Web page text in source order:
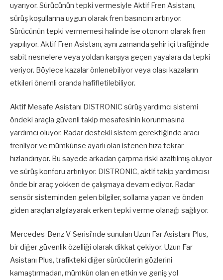
uyarıyor. Sürücünün tepki vermesiyle Aktif Fren Asistanı,
sürüş koşullarına uygun olarak fren basıncını artırıyor.
Sürücünün tepki vermemesi halinde ise otonom olarak fren
yapılıyor. Aktif Fren Asistanı, aynı zamanda şehir içi trafiğinde
sabit nesnelere veya yoldan karşıya geçen yayalara da tepki
veriyor. Böylece kazalar önlenebiliyor veya olası kazaların
etkileri önemli oranda hafifletilebiliyor.
Aktif Mesafe Asistanı DISTRONIC sürüş yardımcı sistemi
öndeki araçla güvenli takip mesafesinin korunmasına
yardımcı oluyor. Radar destekli sistem gerektiğinde aracı
frenliyor ve mümkünse ayarlı olan istenen hıza tekrar
hızlandırıyor. Bu sayede arkadan çarpma riski azaltılmış oluyor
ve sürüş konforu artırılıyor. DISTRONIC, aktif takip yardımcısı
önde bir araç yokken de çalışmaya devam ediyor. Radar
sensör sisteminden gelen bilgiler, sollama yapan ve önden
giden araçları algılayarak erken tepki verme olanağı sağlıyor.
Mercedes-Benz V-Serisi’nde sunulan Uzun Far Asistanı Plus,
bir diğer güvenlik özelliği olarak dikkat çekiyor. Uzun Far
Asistanı Plus, trafikteki diğer sürücülerin gözlerini
kamaştırmadan, mümkün olan en etkin ve geniş yol